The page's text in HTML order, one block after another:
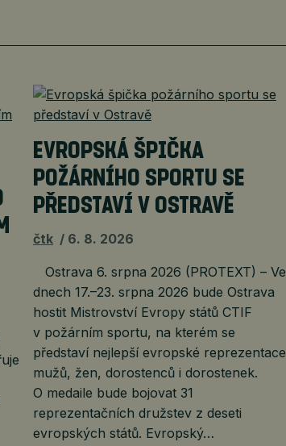
EVROPSKÁ ŠPIČKA
POŽÁRNÍHO SPORTU SE
PŘEDSTAVÍ V OSTRAVĚ
čtk 6. 8. 2026
Ostrava 6. srpna 2026 (PROTEXT) – Ve
dnech 17.–23. srpna 2026 bude Ostrava
hostit Mistrovství Evropy států CTIF
v požárním sportu, na kterém se
představí nejlepší evropské reprezentace
mužů, žen, dorostenců i dorostenek.
O medaile bude bojovat 31
reprezentačních družstev z deseti
evropských států. Evropský…